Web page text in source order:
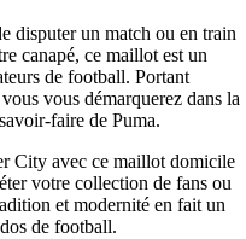
disputer un match ou en train
canapé, ce maillot est un
de football. Portant
vous démarquerez dans la
faire de Puma.
City avec ce maillot domicile
votre collection de fans ou
et modernité en fait un
de football.